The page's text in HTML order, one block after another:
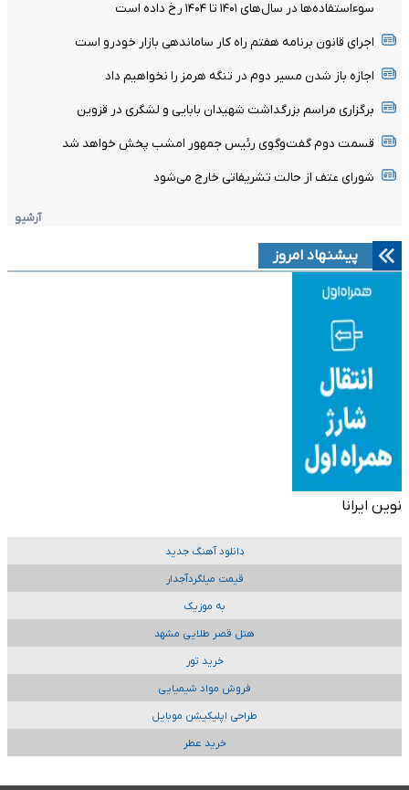
سوءاستفاده‌ها در سال‌های ۱۴۰۱ تا ۱۴۰۴ رخ داده است
اجرای قانون برنامه هفتم راه کار ساماندهی بازار خودرو است
اجازه باز شدن مسیر دوم در تنگه هرمز را نخواهیم داد
برگزاری مراسم بزرگداشت شهیدان بابایی و لشگری در قزوین
قسمت دوم گفت‌وگوی رئیس جمهور امشب پخش خواهد شد
شورای عتف از حالت تشریفاتی خارج می‌شود
آرشیو
پیشنهاد امروز
نوین ایرانا
دانلود آهنگ جدید
قیمت میلگردآجدار
به موزیک
هتل قصر طلایی مشهد
خرید تور
فروش مواد شیمیایی
طراحی اپلیکیشن موبایل
خرید عطر